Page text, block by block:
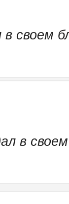
в своем
в